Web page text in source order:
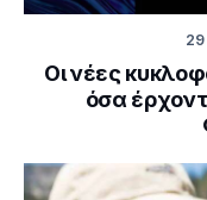
Οι νέες
όσα